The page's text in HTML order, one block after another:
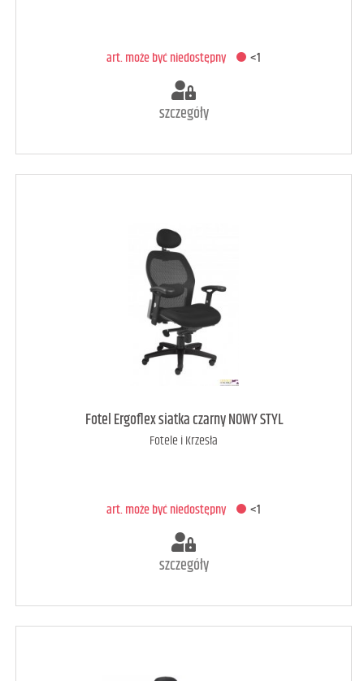
art. może być niedostępny <1
szczegóły
art. może być niedostępny <1
Fotel Ergoflex siatka czarny NOWY STYL
Fotele i Krzesła
art. może być niedostępny <1
szczegóły